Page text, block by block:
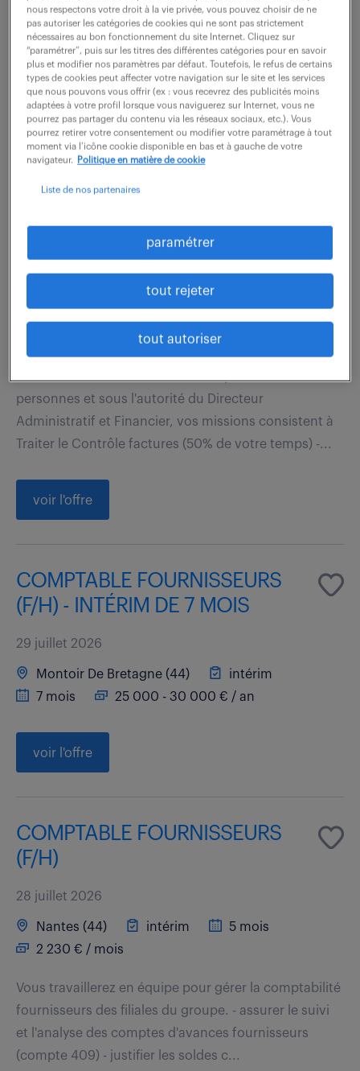
dernières offres -
spécialité finance.
recevoir les offres par mail
ASSISTANT COMPTABLE (F/H)
personnes et sous l'autorité du Directeur
Administratif et Financier, vos missions consistent à
Traiter le Contrôle factures (50% de votre temps) -...
voir l'offre
COMPTABLE FOURNISSEURS
(F/H) - INTÉRIM DE 7 MOIS
29 juillet 2026
Montoir De Bretagne (44)
intérim
7 mois
25 000 - 30 000 € / an
voir l'offre
COMPTABLE FOURNISSEURS
(F/H)
28 juillet 2026
Nantes (44) intérim
5 mois
2 230 € / mois
Vous travaillerez en équipe pour gérer la comptabilité
fournisseurs des filiales du groupe. - assurer le suivi
et l'analyse des comptes d'avances fournisseurs
(compte 409) - justifier les soldes c...
nous respectons votre droit à la vie privée, vous pouvez choisir de ne
pas autoriser les catégories de cookies qui ne sont pas strictement
nécessaires au bon fonctionnement du site Internet. Cliquez sur
“paramétrer”, puis sur les titres des différentes catégories pour en savoir
plus et modifier nos paramètres par défaut. Toutefois, le refus de certains
types de cookies peut affecter votre navigation sur le site et les services
que nous pouvons vous offrir (ex : vous recevrez des publicités moins
adaptées à votre profil lorsque vous naviguerez sur Internet, vous ne
pourrez pas partager du contenu via les réseaux sociaux, etc.). Vous
pourrez retirer votre consentement ou modifier votre paramétrage à tout
moment via l’icône cookie disponible en bas et à gauche de votre
navigateur.
Politique en matière de cookie
Liste de nos partenaires
paramétrer
tout rejeter
tout autoriser